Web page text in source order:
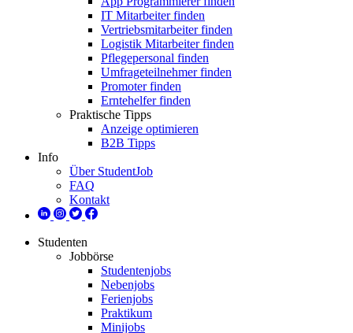
IT Mitarbeiter finden
Vertriebsmitarbeiter finden
Logistik Mitarbeiter finden
Pflegepersonal finden
Umfrageteilnehmer finden
Promoter finden
Erntehelfer finden
Praktische Tipps
Anzeige optimieren
B2B Tipps
Info
Über StudentJob
FAQ
Kontakt
Studenten
Jobbörse
Studentenjobs
Nebenjobs
Ferienjobs
Praktikum
Minijobs